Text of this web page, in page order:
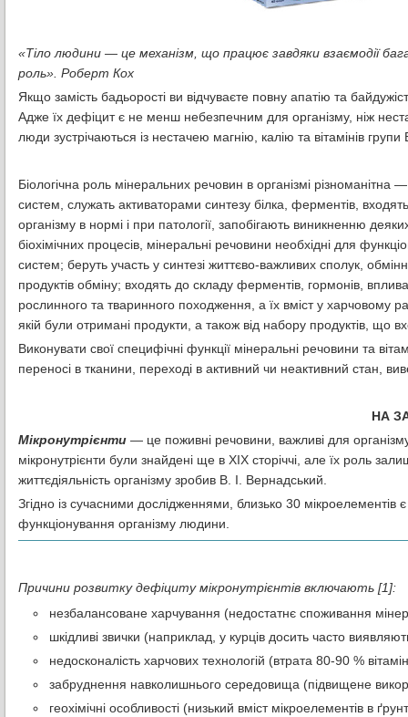
«Тіло людини — це механізм, що працює завдяки взаємодії
роль». Роберт Кох
Якщо замість бадьорості ви відчуваєте повну апатію та
Адже їх дефіцит є не менш небезпечним для організму, ніж
люди зустрічаються із нестачею магнію, калію та вітамінів групи
Біологічна роль мінеральних речовин в організмі
систем, служать активаторами синтезу білка, ферментів, входять
організму в нормі і при патології, запобігають виникненню
біохімічних процесів, мінеральні речовини необхідні для
систем; беруть участь у синтезі життєво-важливих сполук,
продуктів обміну; входять до складу ферментів, гормонів,
рослинного та тваринного походження, а їх вміст у харчовому
якій були отримані продукти, а також від набору продуктів, що
Виконувати свої специфічні функції мінеральні речовини та
переносі в тканини, переході в активний чи неактивний стан,
НА
Мікронутрієнти — це поживні речовини, важливі для
мікронутрієнти були знайдені ще в ХІХ сторіччі, але їх роль
життєдіяльність організму зробив В. І. Вернадський.
Згідно із сучасними дослідженнями, близько 30 мікроелементів
функціонування організму людини.
Причини розвитку дефіциту мікронутрієнтів включають [1]:
незбалансоване харчування (недостатнє споживання
шкідливі звички (наприклад, у курців досить часто
недосконалість харчових технологій (втрата 80-90 %
забруднення навколишнього середовища (підвищене
геохімічні особливості (низький вміст мікроелементів в